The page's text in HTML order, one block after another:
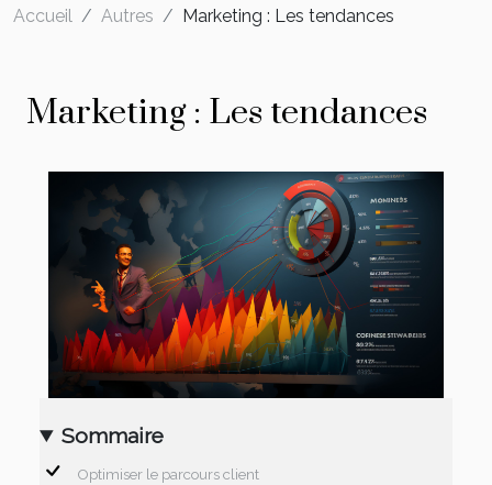
Accueil Autres Marketing : Les tendances
Marketing : Les tendances
Sommaire
Optimiser le parcours client